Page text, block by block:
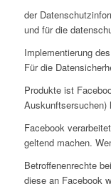
der
und für die
Implementierung
Für die
Produkte ist
Auskunftsersuchen)
Facebook
geltend machen.
Betroffenenrechte
diese an Facebook